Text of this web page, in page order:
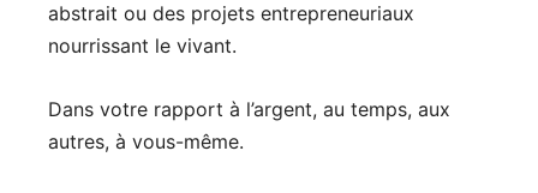
abstrait ou des projets entrepreneuriaux
nourrissant le vivant.
Dans votre rapport à l’argent, au temps, aux
autres, à vous-même.